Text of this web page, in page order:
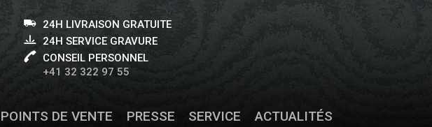
24H LIVRAISON GRATUITE
24H SERVICE GRAVURE
CONSEIL PERSONNEL
+41 32 322 97 55
POINTS DE VENTE PRESSE SERVICE ACTUALITÉS